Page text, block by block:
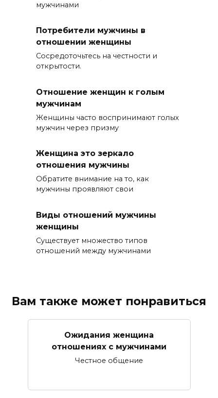
мужчинами
Потребители мужчины в
отношении женщины
Сосредоточьтесь на честности и
открытости.
Отношение женщин к голым
мужчинам
Женщины часто воспринимают голых
мужчин через призму
Женщина это зеркало
отношения мужчины
Обратите внимание на то, как
мужчины проявляют свои
Виды отношений мужчины
женщины
Существует множество типов
отношений между мужчинами
Вам также может понравиться
Ожидания женщина
отношениях с мужчинами
Честное общение